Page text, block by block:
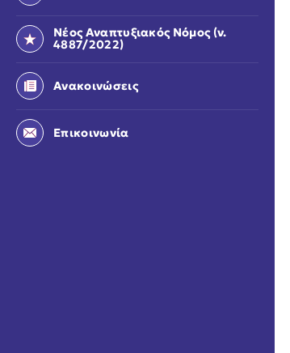
Νέος Αναπτυξιακός Νόμος (ν.
4887/2022)
Ανακοινώσεις
Επικοινωνία